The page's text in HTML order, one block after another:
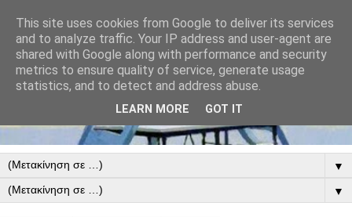
▼
▼
This site uses cookies from Google to deliver its services
and to analyze traffic. Your IP address and user-agent are
shared with Google along with performance and security
metrics to ensure quality of service, generate usage
statistics, and to detect and address abuse.
LEARN MORE GOT IT